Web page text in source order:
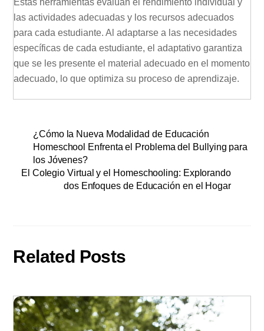
Estas herramientas evalúan el rendimiento individual y
las actividades adecuadas y los recursos adecuados
para cada estudiante. Al adaptarse a las necesidades
específicas de cada estudiante, el adaptativo garantiza
que se les presente el material adecuado en el momento
adecuado, lo que optimiza su proceso de aprendizaje.
¿Cómo la Nueva Modalidad de Educación
Homeschool Enfrenta el Problema del Bullying para
los Jóvenes?
El Colegio Virtual y el Homeschooling: Explorando
dos Enfoques de Educación en el Hogar
Related Posts